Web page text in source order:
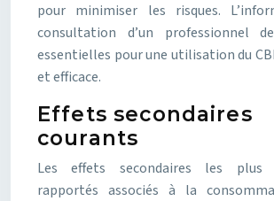
pour minimiser les risques.
consultation d’un professionnel
essentielles pour une utilisation du
et efficace.
Effets secondaires
courants
Les effets secondaires les plus
rapportés associés à la